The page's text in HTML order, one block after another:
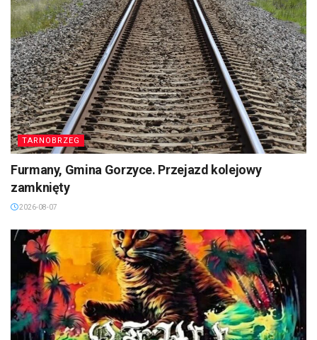
TARNOBRZEG
Furmany, Gmina Gorzyce. Przejazd kolejowy
zamknięty
2026-08-07